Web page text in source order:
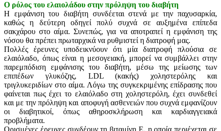
Ο ρόλος του ελαιολάδου στην πρόληψη του διαβήτη
Η εμφάνιση του διαβήτη συνδέεται στενά με την παχυσαρκία,
καθώς η δεύτερη οδηγεί πολύ συχνά σε αυξημένα επίπεδα
σακχάρου στο αίμα. Συνεπώς, για να αποτραπεί η εμφάνιση της
νόσου θα πρέπει πρωταρχικά να ρυθμιστεί η διατροφή μας.
Πολλές έρευνες υποδεικνύουν ότι μία διατροφή πλούσια σε
ελαιόλαδο, όπως είναι η μεσογειακή, μπορεί να συμβάλλει στην
παρεμπόδιση εμφάνισης του διαβήτη, μέσω της μείωσης των
επιπέδων γλυκόζης, LDL (κακής) χοληστερόλης και
τριγλυκεριδίων στο αίμα. Λόγω της συγκεκριμένης επίδρασης που
φαίνεται πως έχει το ελαιόλαδο στη χοληστερόλη, έχει συνδεθεί
και με την πρόληψη και αποφυγή ασθενειών που συχνά εμφανίζουν
οι διαβητικοί, όπως αθηροσκλήρωση και καρδιαγγειακά
προβλήματα.